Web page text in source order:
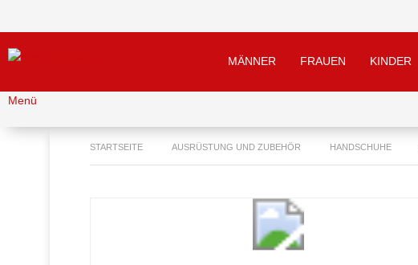
MÄNNER FRAUEN KINDER
Menü
STARTSEITE AUSRÜSTUNG UND ZUBEHÖR HANDSCHUHE